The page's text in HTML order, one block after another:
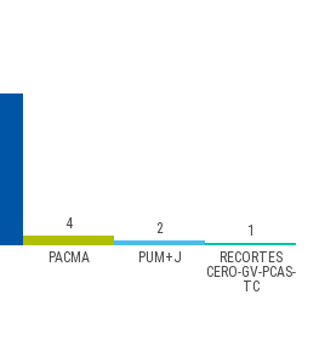
PACMA PUM+J
RECORTES
CERO-GV-PCAS-
TC
4 2 1